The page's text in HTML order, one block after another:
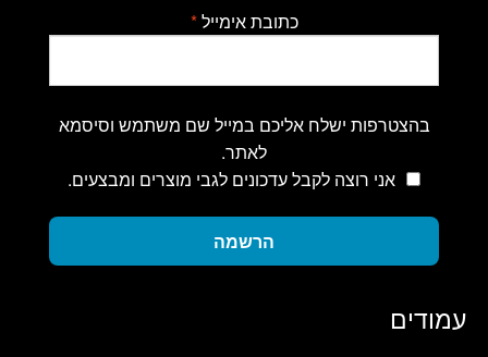
כתובת אימייל*
בהצטרפות ישלח אליכם במייל שם משתמש וסיסמא
לאתר.
אני רוצה לקבל עדכונים לגבי מוצרים ומבצעים.
הרשמה
עמודים